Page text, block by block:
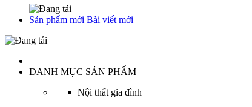
Sản phẩm mới Bài viết mới
DANH MỤC SẢN PHẨM
Nội thất gia đình